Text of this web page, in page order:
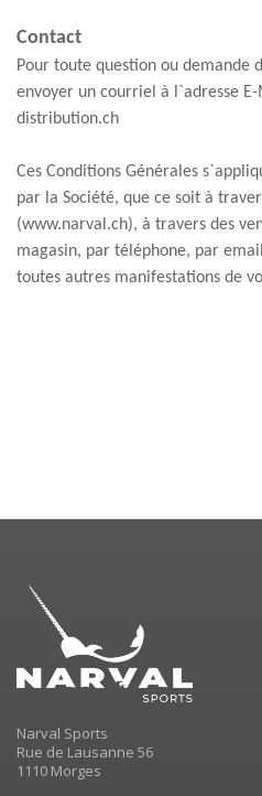
Contact
Pour toute question ou
envoyer un courriel à l`adresse
distribution.ch
Ces Conditions Générales
par la Société, que ce soit à
(www.narval.ch), à travers des
magasin, par téléphone, par
toutes autres manifestations de
Narval Sports
Rue de Lausanne 56
1110 Morges